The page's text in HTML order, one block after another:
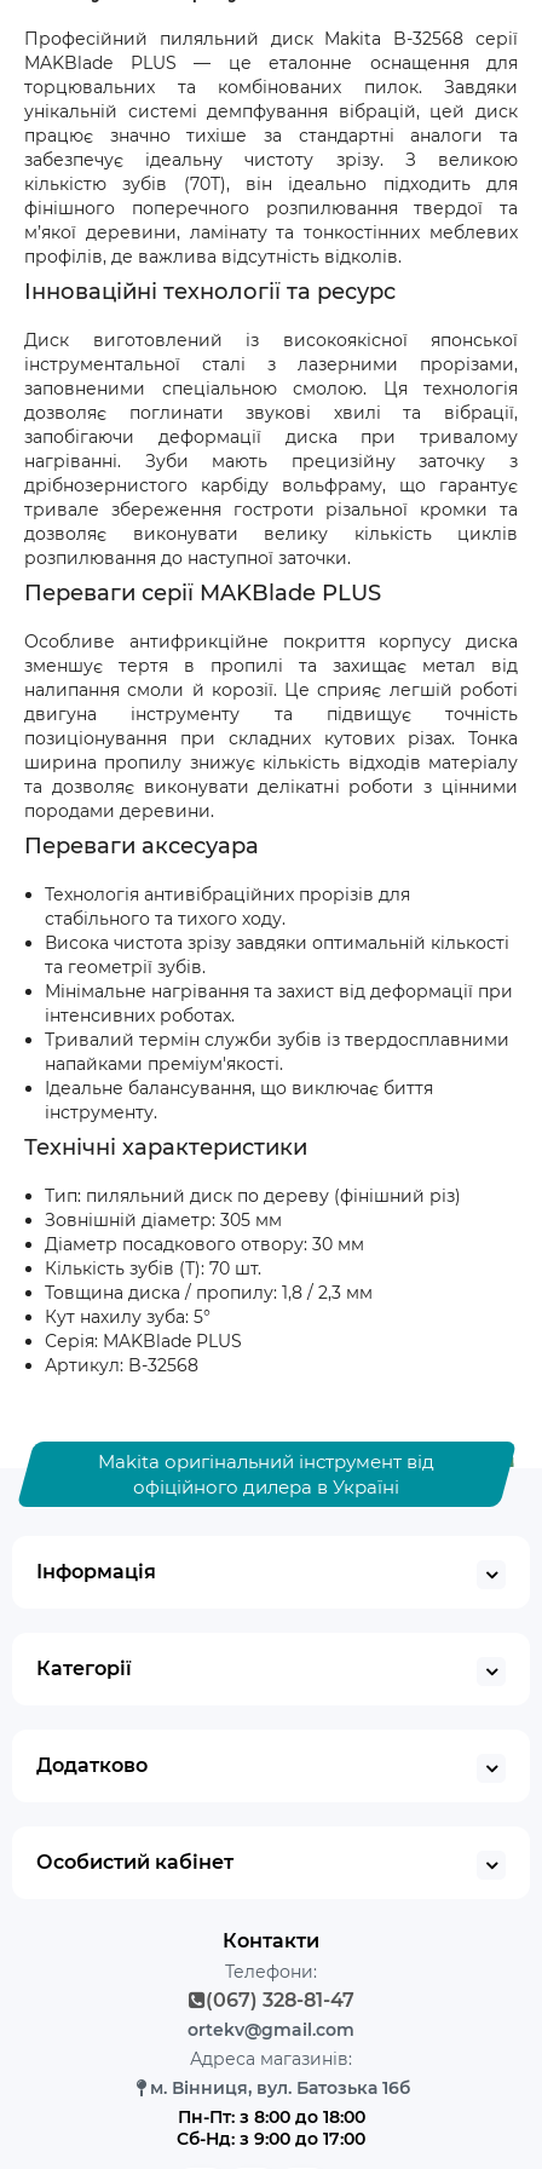
оформіть акт разом із працівником служби
доставки.
Професійний пиляльний диск Makita B-32568 серії
MAKBlade PLUS — це еталонне оснащення для
торцювальних та комбінованих пилок. Завдяки
унікальній системі демпфування вібрацій, цей диск
працює значно тихіше за стандартні аналоги та
забезпечує ідеальну чистоту зрізу. З великою
кількістю зубів (70T), він ідеально підходить для
фінішного поперечного розпилювання твердої та
м’якої деревини, ламінату та тонкостінних меблевих
профілів, де важлива відсутність відколів.
Інноваційні технології та ресурс
Диск виготовлений із високоякісної японської
інструментальної сталі з лазерними прорізами,
заповненими спеціальною смолою. Ця технологія
дозволяє поглинати звукові хвилі та вібрації,
запобігаючи деформації диска при тривалому
нагріванні. Зуби мають прецизійну заточку з
дрібнозернистого карбіду вольфраму, що гарантує
тривале збереження гостроти різальної кромки та
дозволяє виконувати велику кількість циклів
розпилювання до наступної заточки.
Переваги серії MAKBlade PLUS
Особливе антифрикційне покриття корпусу диска
зменшує тертя в пропилі та захищає метал від
налипання смоли й корозії. Це сприяє легшій роботі
двигуна інструменту та підвищує точність
позиціонування при складних кутових різах. Тонка
ширина пропилу знижує кількість відходів матеріалу
та дозволяє виконувати делікатні роботи з цінними
породами деревини.
Переваги аксесуара
Технологія антивібраційних прорізів для
стабільного та тихого ходу.
Висока чистота зрізу завдяки оптимальній кількості
та геометрії зубів.
Мінімальне нагрівання та захист від деформації при
інтенсивних роботах.
Тривалий термін служби зубів із твердосплавними
напайками преміум'якості.
Ідеальне балансування, що виключає биття
інструменту.
Технічні характеристики
Тип: пиляльний диск по дереву (фінішний різ)
Зовнішній діаметр: 305 мм
Діаметр посадкового отвору: 30 мм
Кількість зубів (T): 70 шт.
Товщина диска / пропилу: 1,8 / 2,3 мм
Кут нахилу зуба: 5°
Серія: MAKBlade PLUS
Артикул: B-32568
Makita оригінальний інструмент від
офіційного дилера в Україні
Інформація
Категорії
Додатково
Особистий кабінет
Контакти
Телефони:
(067) 328-81-47
ortekv@gmail.com
Адреса магазинів:
м. Вінниця, вул. Батозька 16б
Пн-Пт: з 8:00 до 18:00
Сб-Нд: з 9:00 до 17:00